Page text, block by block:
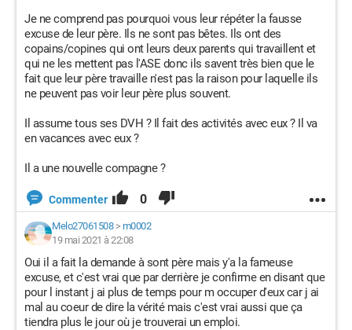
Je ne comprend pas pourquoi vous leur répéter la fausse
excuse de leur père. Ils ne sont pas bêtes. Ils ont des
copains/copines qui ont leurs deux parents qui travaillent et
qui ne les mettent pas l'ASE donc ils savent très bien que le
fait que leur père travaille n'est pas la raison pour laquelle ils
ne peuvent pas voir leur père plus souvent.
Il assume tous ses DVH ? Il fait des activités avec eux ? Il va
en vacances avec eux ?
Il a une nouvelle compagne ?
Commenter 0
Melo27061508> m0002
19 mai 2021 à 22:08
Oui il a fait la demande à sont père mais y'a la fameuse
excuse, et c'est vrai que par derrière je confirme en disant que
pour l instant j ai plus de temps pour m occuper d'eux car j ai
mal au coeur de dire la vérité mais c'est vrai aussi que ça
tiendra plus le jour où je trouverai un emploi.